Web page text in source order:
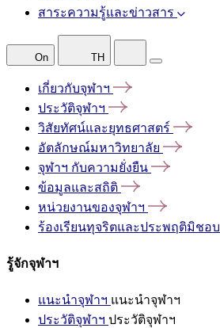
สาระความรู้และข่าวสาร
On TH
เกี่ยวกับจุฬาฯ
ประวัติจุฬาฯ
วิสัยทัศน์และยุทธศาสตร์
อัตลักษณ์มหาวิทยาลัย
จุฬาฯ กับความยั่งยืน
ข้อมูลและสถิติ
หน่วยงานของจุฬาฯ
ร้องเรียนทุจริตและประพฤติมิชอบ
รู้จักจุฬาฯ
แนะนำจุฬาฯ แนะนำจุฬาฯ
ประวัติจุฬาฯ ประวัติจุฬาฯ